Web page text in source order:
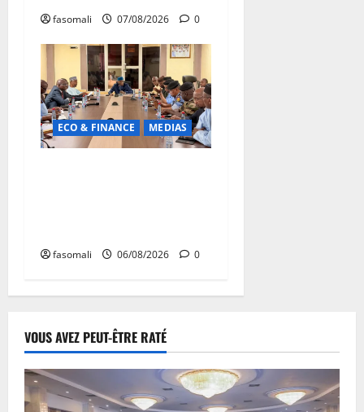
fasomali 07/08/2026 0
ECO & FINANCE MEDIAS
fasomali 06/08/2026 0
VOUS AVEZ PEUT-ÊTRE RATÉ